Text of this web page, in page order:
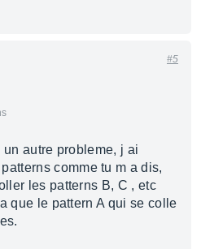
#5
autre probleme, j ai
comme tu m a dis,
les patterns B, C , etc
que le pattern A qui se colle